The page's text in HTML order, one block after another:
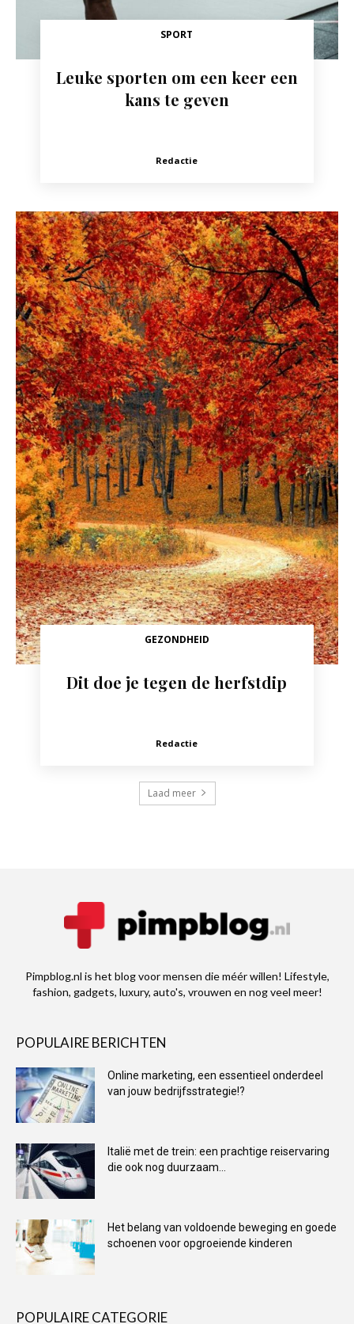
SPORT
Leuke sporten om een keer een
kans te geven
Redactie
GEZONDHEID
Dit doe je tegen de herfstdip
Redactie
Laad meer
Pimpblog.nl is het blog voor mensen die méér willen! Lifestyle,
fashion, gadgets, luxury, auto's, vrouwen en nog veel meer!
POPULAIRE BERICHTEN
Online marketing, een essentieel onderdeel
van jouw bedrijfsstrategie!?
Italië met de trein: een prachtige reiservaring
die ook nog duurzaam...
Het belang van voldoende beweging en goede
schoenen voor opgroeiende kinderen
POPULAIRE CATEGORIE